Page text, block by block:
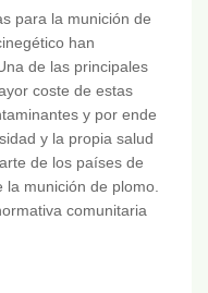
para la munición de
han
de las principales
coste de estas
y por ende
y la propia salud
de los países de
la munición de plomo.
comunitaria